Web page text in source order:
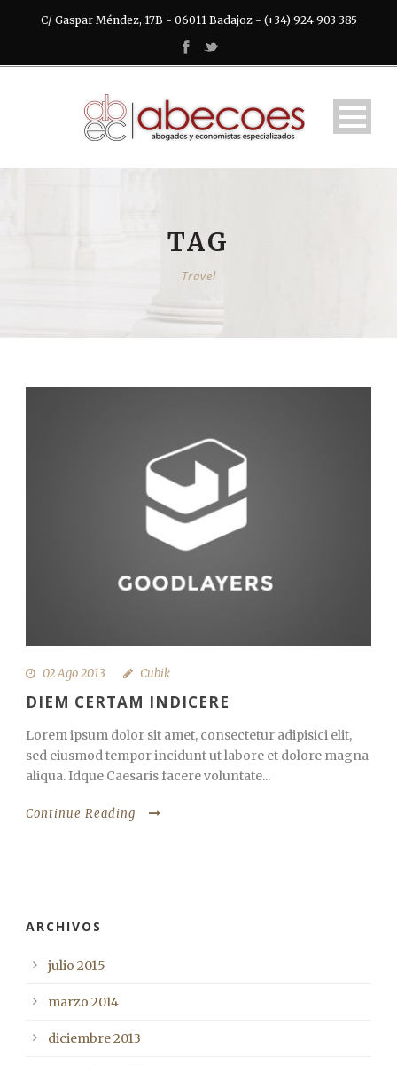
C/ Gaspar Méndez, 17B - 06011 Badajoz - (+34) 924 903 385
TAG
Travel
02 Ago 2013 Cubik
DIEM CERTAM INDICERE
Lorem ipsum dolor sit amet, consectetur adipisici elit,
sed eiusmod tempor incidunt ut labore et dolore magna
aliqua. Idque Caesaris facere voluntate...
Continue Reading
ARCHIVOS
julio 2015
marzo 2014
diciembre 2013